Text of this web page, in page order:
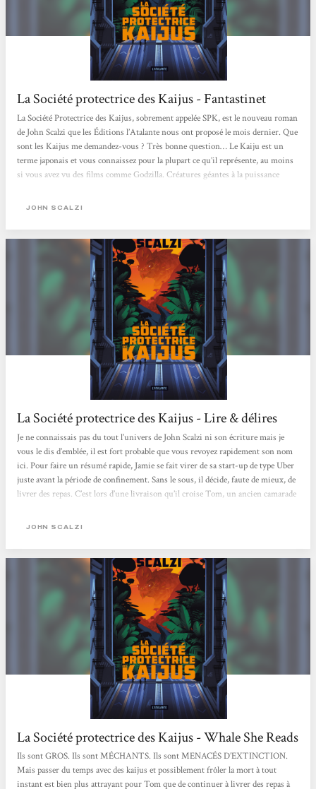
La Société protectrice des Kaijus - Fantastinet
La Société Protectrice des Kaijus, sobrement appelée SPK, est le nouveau roman
de John Scalzi que les Éditions l’Atalante nous ont proposé le mois dernier. Que
sont les Kaijus me demandez-vous ? Très bonne question… Le Kaiju est un
terme japonais et vous connaissez pour la plupart ce qu’il représente, au moins
si vous avez vu des films comme Godzilla. Créatures géantes à la puissance
notamment d’un point de vue cinématographique. Un destin qui s’éloigne de
JOHN SCALZI
La Société protectrice des Kaijus - Lire & délires
Je ne connaissais pas du tout l’univers de John Scalzi ni son écriture mais je
vous le dis d’emblée, il est fort probable que vous revoyez rapidement son nom
ici. Pour faire un résumé rapide, Jamie se fait virer de sa start-up de type Uber
juste avant la période de confinement. Sans le sous, il décide, faute de mieux, de
livrer des repas. C’est lors d’une livraison qu’il croise Tom, un ancien camarade
Jamie accepte sans même savoir de quoi il s’agit exactement sauf qu’il s’agit de
JOHN SCALZI
La Société protectrice des Kaijus - Whale She Reads
Ils sont GROS. Ils sont MÉCHANTS. Ils sont MENACÉS D’EXTINCTION.
Mais passer du temps avec des kaijus et possiblement frôler la mort à tout
instant est bien plus attrayant pour Tom que de continuer à livrer des repas à